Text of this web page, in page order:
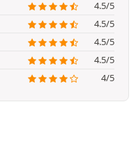
4.5/5
4.5/5
4.5/5
4.5/5
4/5